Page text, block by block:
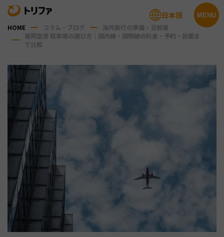
MENU
日本語
HOME コラム・ブログ
海外旅行の準備・豆知識
福岡空港 駐車場の選び方｜国内線・国際線の料金・予約・民間ま
で比較